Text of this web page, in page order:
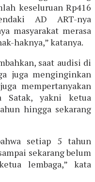
keseluruan Rp416
AD ART-nya
masyarakat merasa
haknya,” katanya.
saat audisi di
juga menginginkan
mempertanyakan
Satak, yakni ketua
hingga sekarang
setiap 5 tahun
sekarang belum
lembaga,” kata